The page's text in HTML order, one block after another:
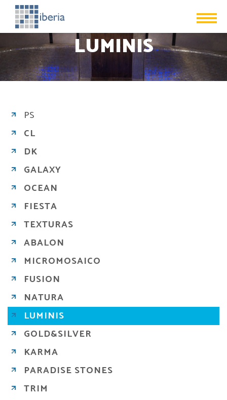
LUMINIS
PS
CL
DK
GALAXY
OCEAN
FIESTA
TEXTURAS
ABALON
MICROMOSAICO
FUSION
NATURA
LUMINIS
GOLD&SILVER
KARMA
PARADISE STONES
TRIM